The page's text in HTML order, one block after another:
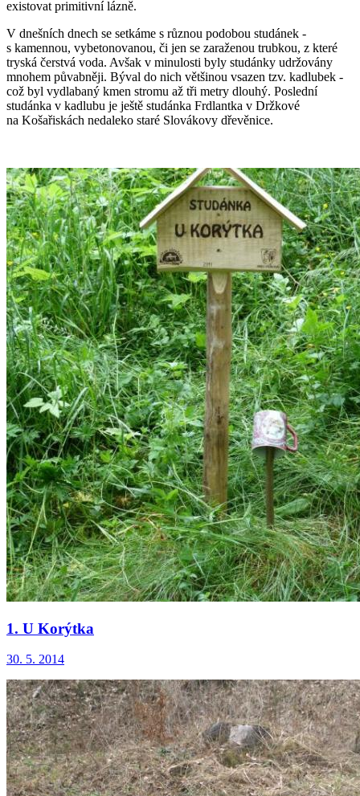
existovat primitivní lázně.
V dnešních dnech se setkáme s různou podobou studánek -
s kamennou, vybetonovanou, či jen se zaraženou trubkou, z které
tryská čerstvá voda. Avšak v minulosti byly studánky udržovány
mnohem půvabněji. Býval do nich většinou vsazen tzv. kadlubek -
což byl vydlabaný kmen stromu až tři metry dlouhý. Poslední
studánka v kadlubu je ještě studánka Frdlantka v Držkové
na Košařiskách nedaleko staré Slovákovy dřevěnice.
1. U Korýtka
30. 5. 2014